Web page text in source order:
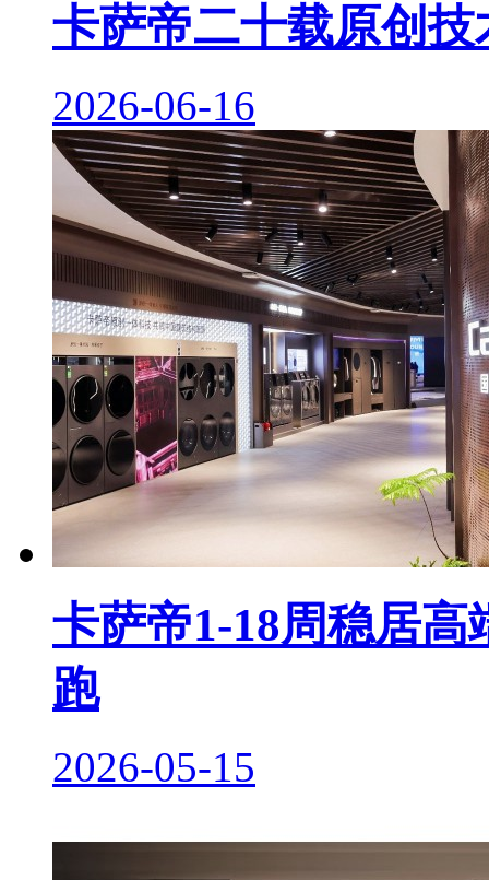
卡萨帝二十载原创
2026-06-16
卡萨帝1-18周稳居
跑
2026-05-15